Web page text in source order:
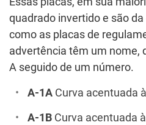
quadrado invertido e são
como as placas de
advertência têm um nome,
A seguido de um número.
A-1A Curva acentuada
A-1B Curva acentuada